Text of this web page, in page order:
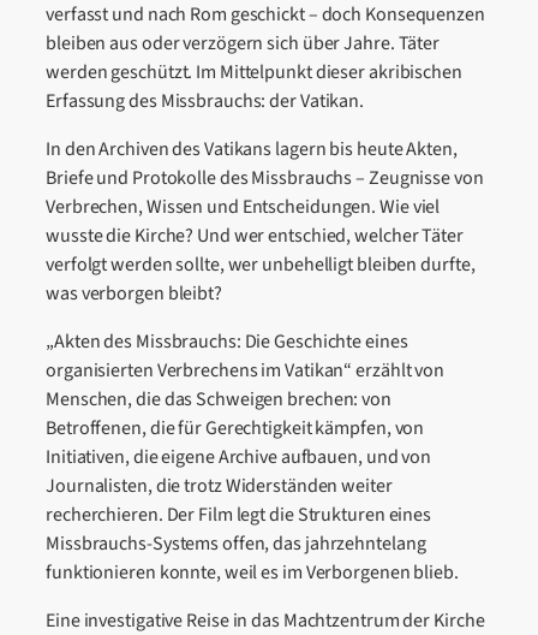
verfasst und nach Rom geschickt – doch Konsequenzen
bleiben aus oder verzögern sich über Jahre. Täter
werden geschützt. Im Mittelpunkt dieser akribischen
Erfassung des Missbrauchs: der Vatikan.
In den Archiven des Vatikans lagern bis heute Akten,
Briefe und Protokolle des Missbrauchs – Zeugnisse von
Verbrechen, Wissen und Entscheidungen. Wie viel
wusste die Kirche? Und wer entschied, welcher Täter
verfolgt werden sollte, wer unbehelligt bleiben durfte,
was verborgen bleibt?
„Akten des Missbrauchs: Die Geschichte eines
organisierten Verbrechens im Vatikan“ erzählt von
Menschen, die das Schweigen brechen: von
Betroffenen, die für Gerechtigkeit kämpfen, von
Initiativen, die eigene Archive aufbauen, und von
Journalisten, die trotz Widerständen weiter
recherchieren. Der Film legt die Strukturen eines
Missbrauchs-Systems offen, das jahrzehntelang
funktionieren konnte, weil es im Verborgenen blieb.
Eine investigative Reise in das Machtzentrum der Kirche